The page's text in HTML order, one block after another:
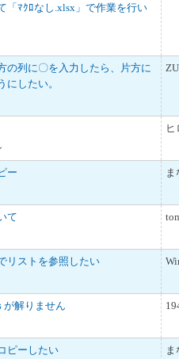
「ﾏｸﾛなし.xlsx」で作業を行い
の列に〇を入力したら、片方に
にしたい。
ヒ
ー
ま
て
リストを参照したい
が解りません
ピーしたい
ま